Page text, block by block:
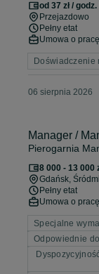
od 37 zł /
Przejazdowo
Pełny etat
Umowa o pracę
Doświadczenie
06 sierpnia 2026
Manager /
Pierogarnia
8 000 - 13 000
Gdańsk,
Pełny etat
Umowa o pracę
Specjalne
Odpowiednie